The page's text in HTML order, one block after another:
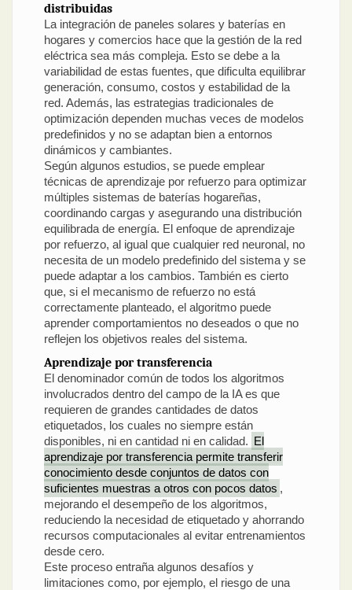
distribuidas
La integración de paneles solares y baterías en
hogares y comercios hace que la gestión de la red
eléctrica sea más compleja. Esto se debe a la
variabilidad de estas fuentes, que dificulta equilibrar
generación, consumo, costos y estabilidad de la
red. Además, las estrategias tradicionales de
optimización dependen muchas veces de modelos
predefinidos y no se adaptan bien a entornos
dinámicos y cambiantes.
Según algunos estudios, se puede emplear
técnicas de aprendizaje por refuerzo para optimizar
múltiples sistemas de baterías hogareñas,
coordinando cargas y asegurando una distribución
equilibrada de energía. El enfoque de aprendizaje
por refuerzo, al igual que cualquier red neuronal, no
necesita de un modelo predefinido del sistema y se
puede adaptar a los cambios. También es cierto
que, si el mecanismo de refuerzo no está
correctamente planteado, el algoritmo puede
aprender comportamientos no deseados o que no
reflejen los objetivos reales del sistema.
Aprendizaje por transferencia
El denominador común de todos los algoritmos
involucrados dentro del campo de la IA es que
requieren de grandes cantidades de datos
etiquetados, los cuales no siempre están
disponibles, ni en cantidad ni en calidad. El
aprendizaje por transferencia permite transferir
conocimiento desde conjuntos de datos con
suficientes muestras a otros con pocos datos ,
mejorando el desempeño de los algoritmos,
reduciendo la necesidad de etiquetado y ahorrando
recursos computacionales al evitar entrenamientos
desde cero.
Este proceso entraña algunos desafíos y
limitaciones como, por ejemplo, el riesgo de una